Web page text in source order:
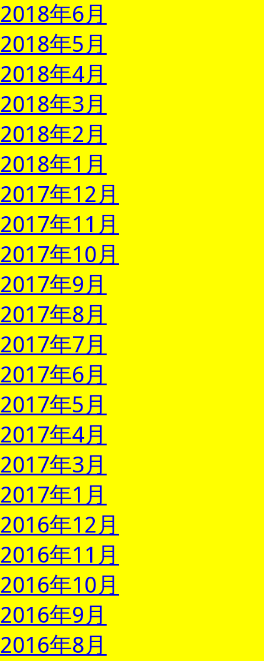
2018年6月
2018年5月
2018年4月
2018年3月
2018年2月
2018年1月
2017年12月
2017年11月
2017年10月
2017年9月
2017年8月
2017年7月
2017年6月
2017年5月
2017年4月
2017年3月
2017年1月
2016年12月
2016年11月
2016年10月
2016年9月
2016年8月